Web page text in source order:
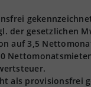
der gesetzlichen
auf 3,5
als provisionsfrei